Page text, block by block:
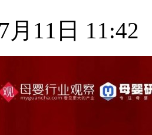
月11日 11:42